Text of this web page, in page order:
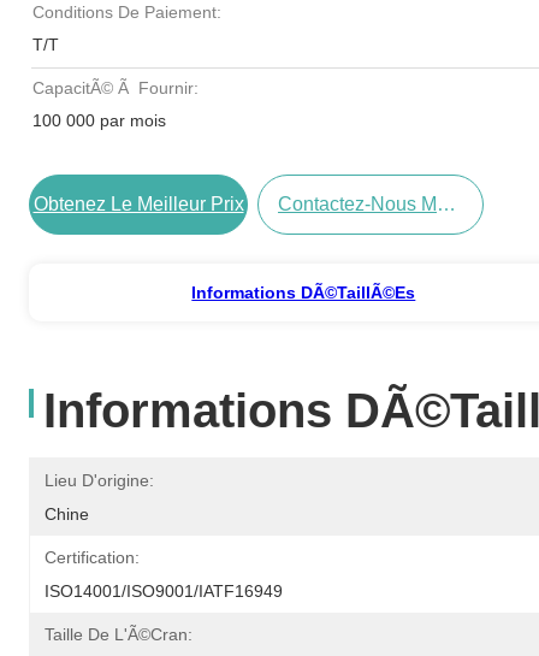
Conditions De Paiement:
T/T
CapacitÃ© Ã Fournir:
100 000 par mois
Obtenez Le Meilleur Prix Contactez-Nous Maintenant
Informations DÃ©taillÃ©es
Informations
Lieu D'origine:
Chine
Certification:
ISO14001/ISO9001/IATF16949
Taille De L'Ã©cran: